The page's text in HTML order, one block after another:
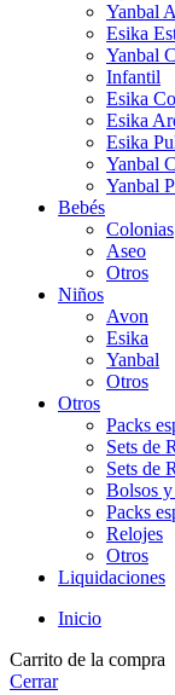
Yanbal
Esika
Yanbal
Infantil
Esika
Esika
Esika
Yanbal
Yanbal
Bebés
Colonias
Aseo
Otros
Niños
Avon
Esika
Yanbal
Otros
Otros
Packs
Sets de
Sets de
Bolsos y
Packs
Relojes
Otros
Liquidaciones
Inicio
Carrito de la compra
Cerrar